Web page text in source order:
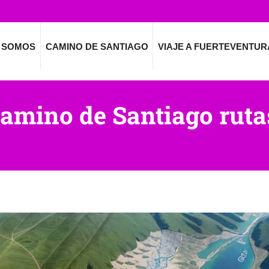
CAMINO DE SANTIAGO VIAJE A
de Santiago